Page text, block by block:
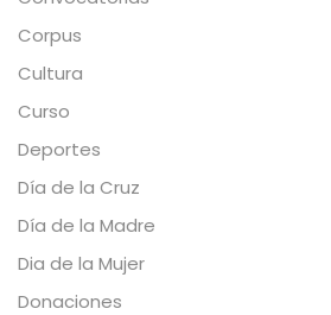
Corpus
Cultura
Curso
Deportes
Día de la Cruz
Día de la Madre
Dia de la Mujer
Donaciones